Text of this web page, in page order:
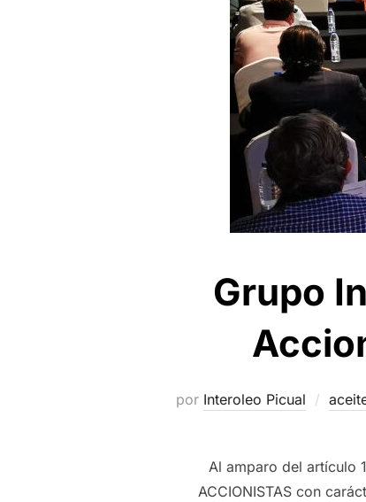
Grupo
por Interoleo Picual
Al amparo del artículo
ACCIONISTAS con